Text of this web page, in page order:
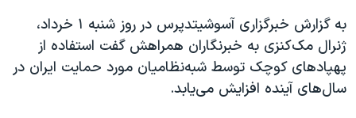
دادگاه حمید نوری
چهل سال گروگان‌گیری
قانون شفافیت دارائی کادر رهبری ایران
به گزارش خبرگزاری آسوشیتدپرس در روز شنبه ۱ خرداد،
ژنرال مک‌کنزی به خبرنگاران همراهش گفت استفاده از
پهپادهای کوچک توسط شبه‌نظامیان مورد حمایت ایران در
سال‌های آینده افزایش می‌یابد.